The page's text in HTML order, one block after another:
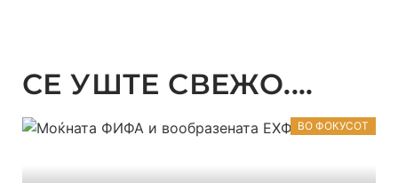
СЕ УШТЕ СВЕЖО....
ВО ФОКУСОТ